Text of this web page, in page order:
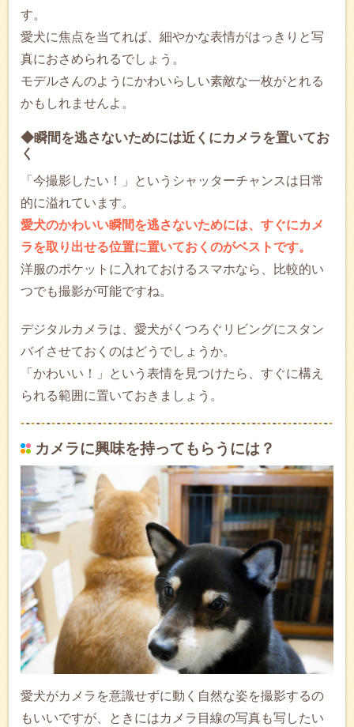
す。
愛犬に焦点を当てれば、細やかな表情がはっきりと写
真におさめられるでしょう。
モデルさんのようにかわいらしい素敵な一枚がとれる
かもしれませんよ。
◆瞬間を逃さないためには近くにカメラを置いてお
く
「今撮影したい！」というシャッターチャンスは日常
的に溢れています。
愛犬のかわいい瞬間を逃さないためには、すぐにカメ
ラを取り出せる位置に置いておくのがベストです。
洋服のポケットに入れておけるスマホなら、比較的い
つでも撮影が可能ですね。
デジタルカメラは、愛犬がくつろぐリビングにスタン
バイさせておくのはどうでしょうか。
「かわいい！」という表情を見つけたら、すぐに構え
られる範囲に置いておきましょう。
カメラに興味を持ってもらうには？
愛犬がカメラを意識せずに動く自然な姿を撮影するの
もいいですが、ときにはカメラ目線の写真も写したい